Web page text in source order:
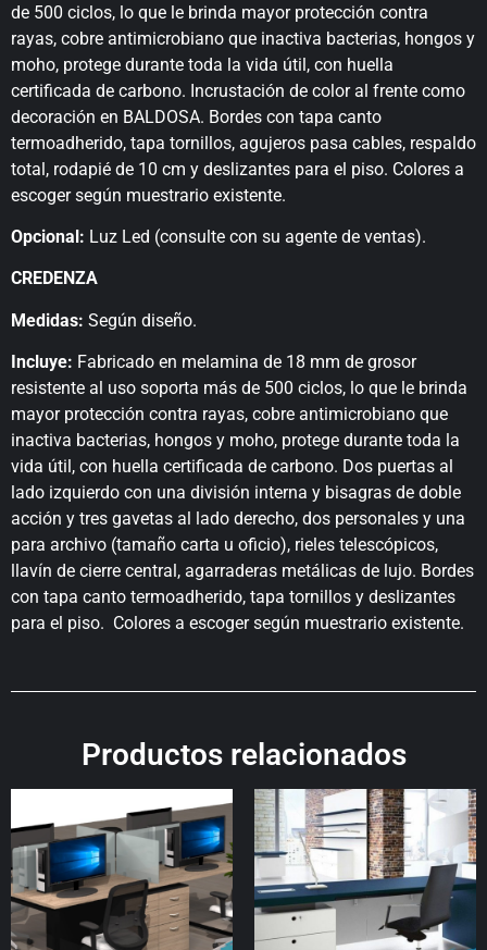
de 500 ciclos, lo que le brinda mayor protección contra
rayas, cobre antimicrobiano que inactiva bacterias, hongos y
moho, protege durante toda la vida útil, con huella
certificada de carbono. Incrustación de color al frente como
decoración en BALDOSA. Bordes con tapa canto
termoadherido, tapa tornillos, agujeros pasa cables, respaldo
total, rodapié de 10 cm y deslizantes para el piso. Colores a
escoger según muestrario existente.
Opcional: Luz Led (consulte con su agente de ventas).
CREDENZA
Medidas: Según diseño.
Incluye: Fabricado en melamina de 18 mm de grosor
resistente al uso soporta más de 500 ciclos, lo que le brinda
mayor protección contra rayas, cobre antimicrobiano que
inactiva bacterias, hongos y moho, protege durante toda la
vida útil, con huella certificada de carbono. Dos puertas al
lado izquierdo con una división interna y bisagras de doble
acción y tres gavetas al lado derecho, dos personales y una
para archivo (tamaño carta u oficio), rieles telescópicos,
llavín de cierre central, agarraderas metálicas de lujo. Bordes
con tapa canto termoadherido, tapa tornillos y deslizantes
para el piso. Colores a escoger según muestrario existente.
Productos relacionados